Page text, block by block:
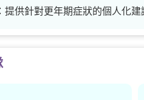
提供針對更年期症狀的個人化建